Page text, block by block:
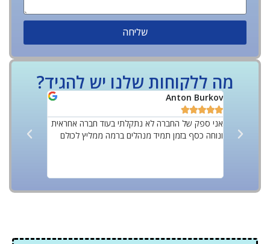
שליחה
מה ללקוחות שלנו יש להגיד?
Anton Burkov





אני ספק של החברה לא נתקלתי בעוד חברה אחראית
ונוחה כסף בזמן תמיד מנהלים ברמה ממליץ לכולם
ביותר